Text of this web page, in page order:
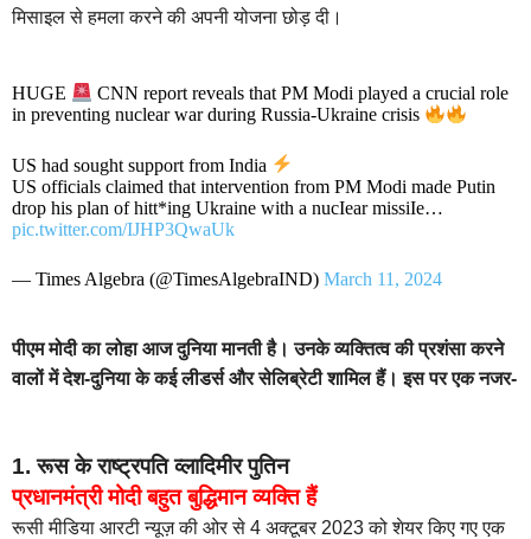
मिसाइल से हमला करने की अपनी योजना छोड़ दी।
HUGE
CNN report reveals that PM Modi played a crucial role
in preventing nuclear war during Russia-Ukraine crisis
US had sought support from India
US officials claimed that intervention from PM Modi made Putin
drop his plan of hitt*ing Ukraine with a nucIear missiIe…
pic.twitter.com/IJHP3QwaUk
— Times Algebra (@TimesAlgebraIND) March 11, 2024
पीएम मोदी का लोहा आज दुनिया मानती है। उनके व्यक्तित्व की प्रशंसा करने
वालों में देश-दुनिया के कई लीडर्स और सेलिब्रेटी शामिल हैं। इस पर एक नजर-
1. रूस के राष्ट्रपति व्लादिमीर पुतिन
प्रधानमंत्री मोदी बहुत बुद्धिमान व्यक्ति हैं
रूसी मीडिया आरटी न्यूज़ की ओर से 4 अक्टूबर 2023 को शेयर किए गए एक